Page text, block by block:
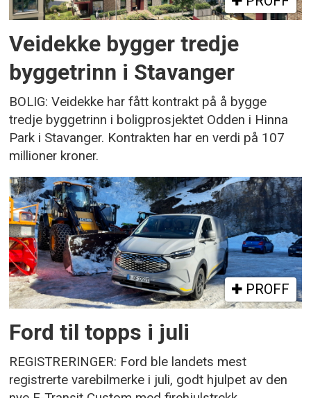
Veidekke bygger tredje
byggetrinn i Stavanger
BOLIG: Veidekke har fått kontrakt på å bygge
tredje byggetrinn i boligprosjektet Odden i Hinna
Park i Stavanger. Kontrakten har en verdi på 107
millioner kroner.
PROFF
Ford til topps i juli
REGISTRERINGER: Ford ble landets mest
registrerte varebilmerke i juli, godt hjulpet av den